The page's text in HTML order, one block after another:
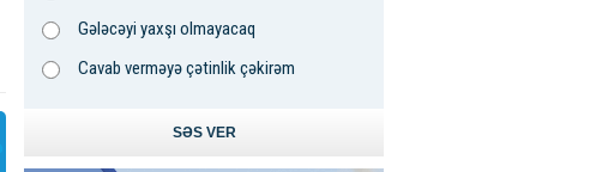
Gələcəyi yaxşı olmayacaq
Cavab verməyə çətinlik çəkirəm